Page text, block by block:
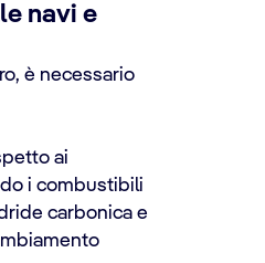
navi e
è necessario
ai
i combustibili
carbonica e